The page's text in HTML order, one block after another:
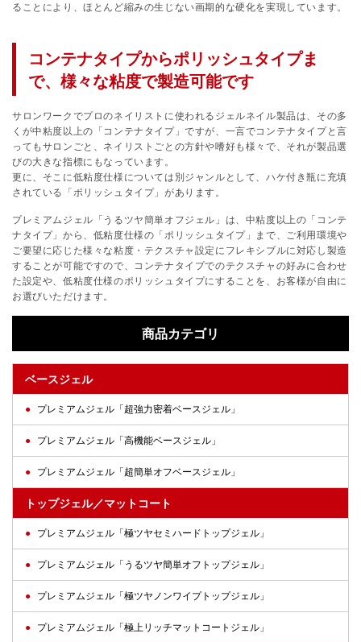
ることにより、ほとんど縮みの生じない画期的な硬化を実現しています。
コンテナタイプからポリッシュタイプま
で、様々な粘度で製造可能です
サロンワークでプロのネイリストに使われるジェルネイル製品は、その多
くが中粘度以上の「コンテナタイプ」ですが、一言でコンテナタイプと言
ってもサロンごと、ネイリストごとの方針や嗜好も様々で、それが製品選
びの大きな指標にもなっています。
更に、そこに低粘度仕様については別ジャンルとして、ハケ付き瓶に充填
されている「ポリッシュタイプ」があります。
プレミアムジェル「うるツヤ簡単オフジェル」は、中粘度以上の「コンテ
ナタイプ」から、低粘度仕様の「ポリッシュタイプ」まで、ご利用環境や
ご要望に応じた様々な粘度・テクスチャ設定にフレキシブルに対応し製造
することが可能ですので、コンテナタイプでのテクスチャの好みに合わせ
た設定や、低粘度仕様のポリッシュタイプにすることを、お客様が自由に
お選びいただけます。
商品カテゴリ
ベースジェル
プレミアムジェル「超強力密着ベースジェル」
プレミアムジェル「高機能ベースジェル」
プレミアムジェル「超簡単オフベースジェル」
トップジェル／マットコート
プレミアムジェル「極ツヤセミハードトップジェル」
プレミアムジェル「うるツヤ簡単オフトップジェル」
プレミアムジェル「極ツヤノンワイプトップジェル」
プレミアムジェル「極上リッチマットコートジェル」